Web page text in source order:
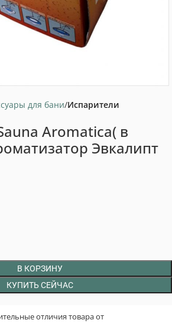
для бани Испарители
Aromatica( в
Эвкалипт
В КОРЗИНУ
КУПИТЬ СЕЙЧАС
отличия товара от